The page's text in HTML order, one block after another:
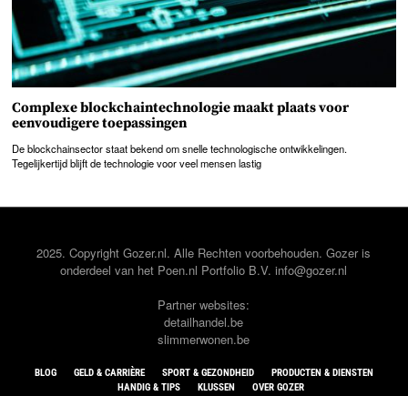
Complexe blockchaintechnologie maakt plaats voor
eenvoudigere toepassingen
De blockchainsector staat bekend om snelle technologische ontwikkelingen.
Tegelijkertijd blijft de technologie voor veel mensen lastig
2025. Copyright Gozer.nl. Alle Rechten voorbehouden. Gozer is
onderdeel van het Poen.nl Portfolio B.V. info@gozer.nl
Partner websites:
detailhandel.be
slimmerwonen.be
BLOG GELD & CARRIÈRE SPORT & GEZONDHEID
PRODUCTEN & DIENSTEN
HANDIG & TIPS
KLUSSEN OVER GOZER